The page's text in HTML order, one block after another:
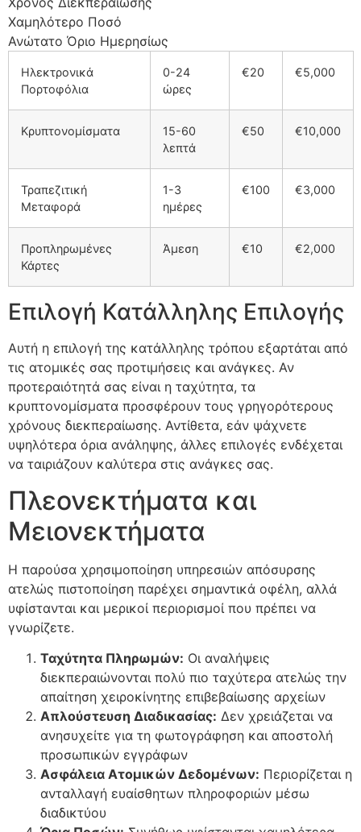
Χαμηλότερο Ποσό
Ανώτατο Όριο Ημερησίως
Ηλεκτρονικά
Πορτοφόλια
0-24
ώρες
€20 €5,000
Κρυπτονομίσματα
15-60
λεπτά
€50 €10,000
Τραπεζιτική
Μεταφορά
1-3
ημέρες
€100 €3,000
Προπληρωμένες
Κάρτες
Άμεση €10 €2,000
Επιλογή Κατάλληλης Επιλογής
Αυτή η επιλογή της κατάλληλης τρόπου εξαρτάται από
τις ατομικές σας προτιμήσεις και ανάγκες. Αν
προτεραιότητά σας είναι η ταχύτητα, τα
κρυπτονομίσματα προσφέρουν τους γρηγορότερους
χρόνους διεκπεραίωσης. Αντίθετα, εάν ψάχνετε
υψηλότερα όρια ανάληψης, άλλες επιλογές ενδέχεται
να ταιριάζουν καλύτερα στις ανάγκες σας.
Πλεονεκτήματα και
Μειονεκτήματα
Η παρούσα χρησιμοποίηση υπηρεσιών απόσυρσης
ατελώς πιστοποίηση παρέχει σημαντικά οφέλη, αλλά
υφίστανται και μερικοί περιορισμοί που πρέπει να
γνωρίζετε.
Ταχύτητα Πληρωμών: Οι αναλήψεις
διεκπεραιώνονται πολύ πιο ταχύτερα ατελώς την
απαίτηση χειροκίνητης επιβεβαίωσης αρχείων
Απλούστευση Διαδικασίας: Δεν χρειάζεται να
ανησυχείτε για τη φωτογράφηση και αποστολή
προσωπικών εγγράφων
Ασφάλεια Ατομικών Δεδομένων: Περιορίζεται η
ανταλλαγή ευαίσθητων πληροφοριών μέσω
διαδικτύου